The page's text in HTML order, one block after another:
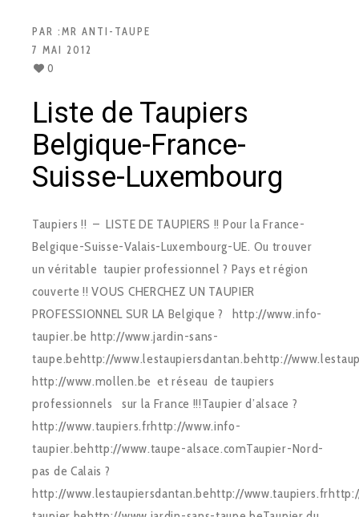
PAR :MR ANTI-TAUPE
7 MAI 2012
0
Liste de Taupiers
Belgique-France-
Suisse-Luxembourg
Taupiers !! – LISTE DE TAUPIERS !! Pour la France-
Belgique-Suisse-Valais-Luxembourg-UE. Ou trouver
un véritable taupier professionnel ? Pays et région
couverte !! VOUS CHERCHEZ UN TAUPIER
PROFESSIONNEL SUR LA Belgique ? http://www.info-
taupier.be http://www.jardin-sans-
taupe.behttp://www.lestaupiersdantan.behttp://
http://www.mollen.be et réseau de taupiers
professionnels sur la France !!!Taupier d’alsace ?
http://www.taupiers.frhttp://www.info-
taupier.behttp://www.taupe-alsace.comTaupier-Nord-
pas de Calais ?
http://www.lestaupiersdantan.behttp://